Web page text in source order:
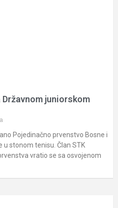
juniorskom
Pojedinačno prvenstvo Bosne i
u stonom tenisu. Član STK
vratio se sa osvojenom